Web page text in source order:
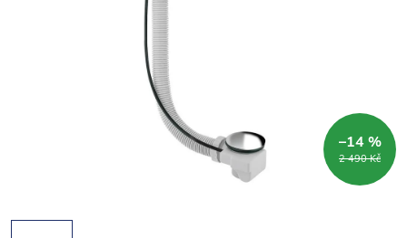
2 490 Kč
–14 %